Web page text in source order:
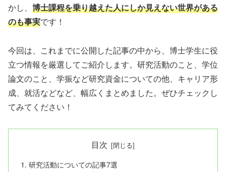
かし、 博士課程を乗り越えた人にしか見えない世界がある
のも事実です！
今回は、これまでに公開した記事の中から、博士学生に役
立つ情報を厳選してご紹介します。研究活動のこと、学位
論文のこと、学振など研究資金についての他、キャリア形
成、就活などなど、幅広くまとめました。ぜひチェックし
てみてください！
目次
研究活動についての記事7選